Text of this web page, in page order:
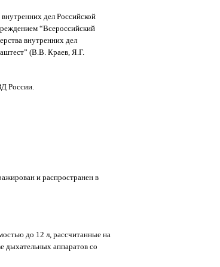
дел Российской
“Всероссийский
внутренних дел
(В.В. Краев, Я.Г.
России.
и распространен в
до 12 л, рассчитанные на
дыхательных аппаратов со